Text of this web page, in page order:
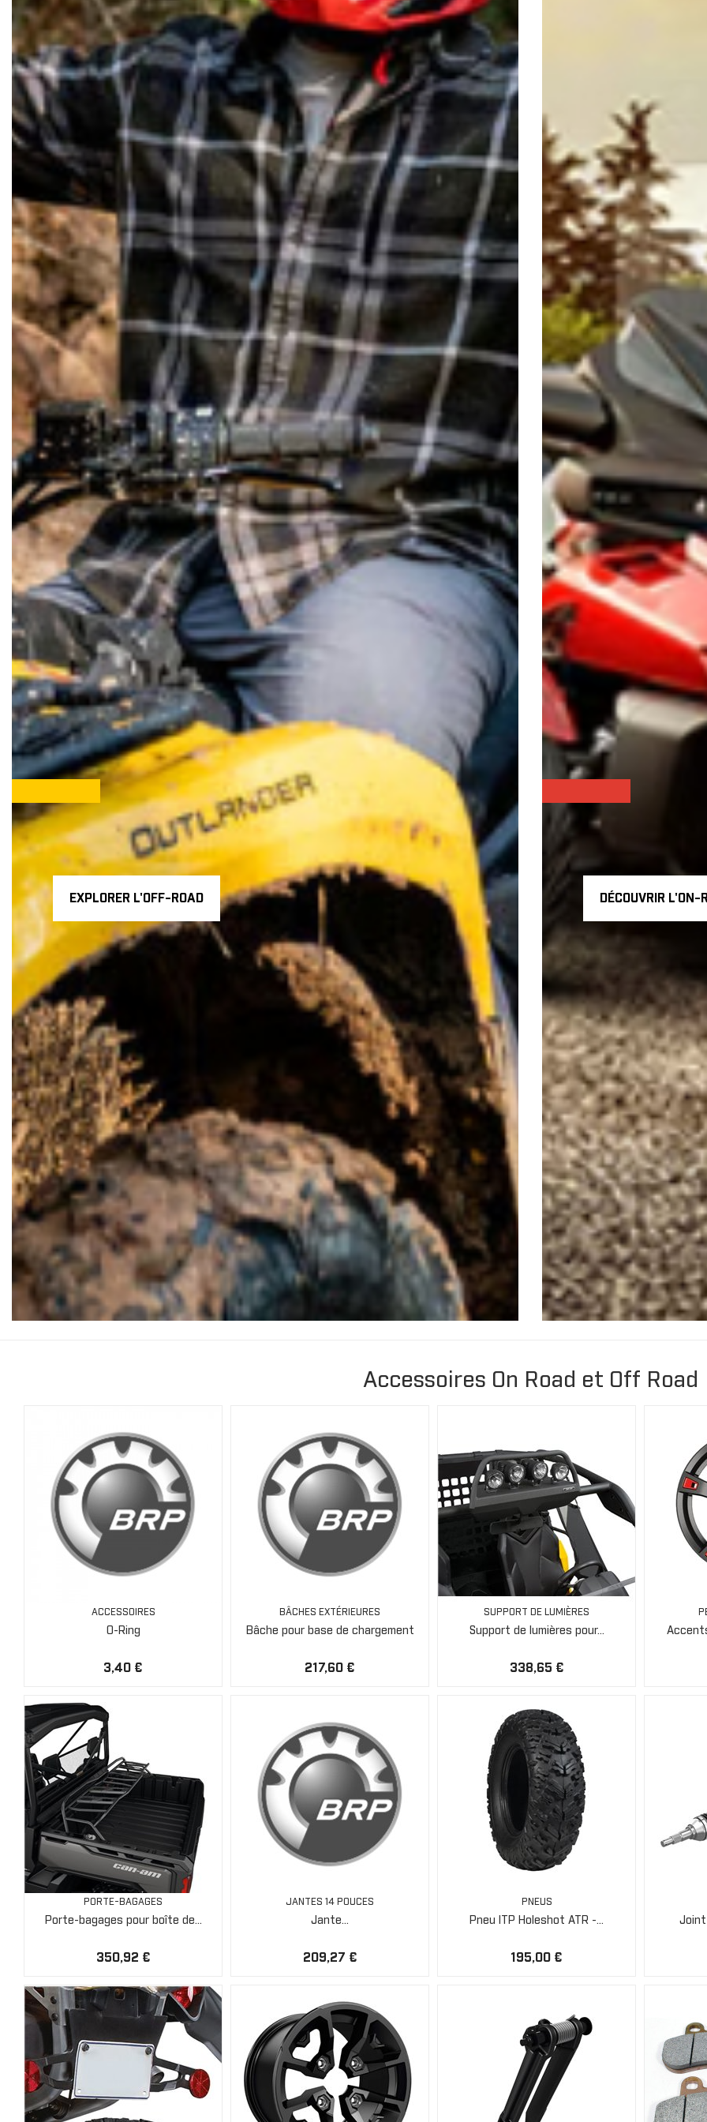
EXPLORER L'OFF-ROAD DÉCOUVRIR L'ON-
Accessoires On Road et Off Road
ACCESSOIRES
O-Ring
3,40 €
BÂCHES EXTÉRIEURES
Bâche pour base de chargement
217,60 €
SUPPORT DE LUMIÈRES
Support de lumières pour...
338,65 €
PORTE-BAGAGES
Porte-bagages pour boîte de...
350,92 €
JANTES 14 POUCES
Jante...
209,27 €
PNEUS
Pneu ITP Holeshot ATR -...
195,00 €
Joint